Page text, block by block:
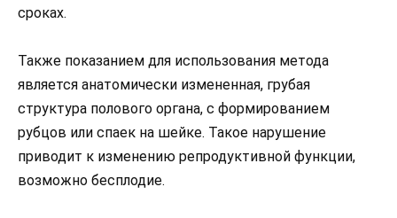
сроках.
Также показанием для использования метода
является анатомически измененная, грубая
структура полового органа, с формированием
рубцов или спаек на шейке. Такое нарушение
приводит к изменению репродуктивной функции,
возможно бесплодие.